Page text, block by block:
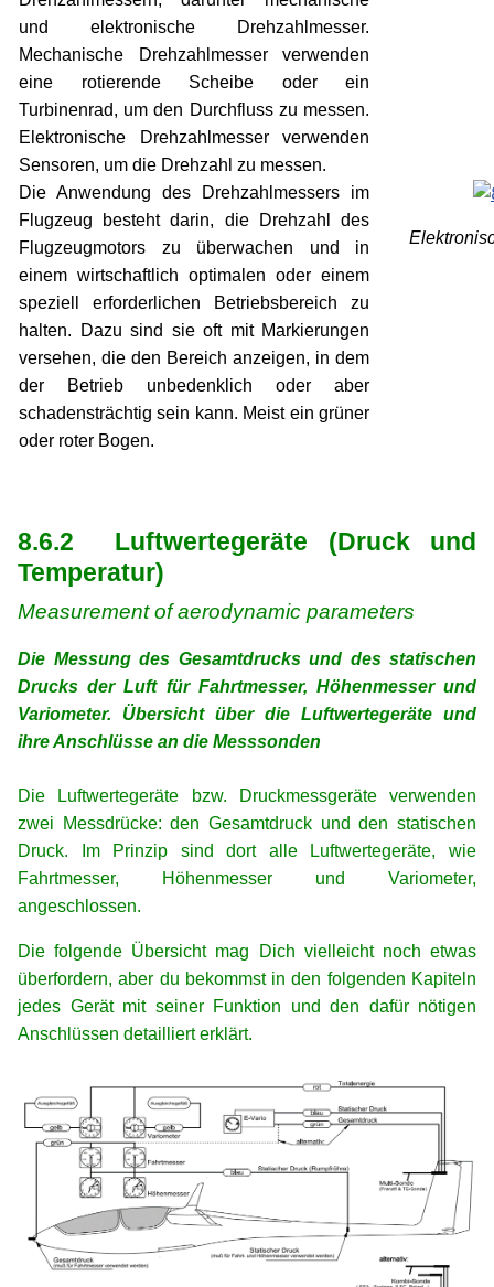
und elektronische Drehzahlmesser.
Mechanische Drehzahlmesser verwenden
eine rotierende Scheibe oder ein
Turbinenrad, um den Durchfluss zu messen.
Elektronische Drehzahlmesser verwenden
Sensoren, um die Drehzahl zu messen.
Die Anwendung des Drehzahlmessers im
Flugzeug besteht darin, die Drehzahl des
Flugzeugmotors zu überwachen und in
einem wirtschaftlich optimalen oder einem
speziell erforderlichen Betriebsbereich zu
halten. Dazu sind sie oft mit Markierungen
versehen, die den Bereich anzeigen, in dem
der Betrieb unbedenklich oder aber
schadensträchtig sein kann. Meist ein grüner
oder roter Bogen.
8.6.2 Luftwertegeräte (Druck und
Temperatur)
Measurement of aerodynamic parameters
Die Messung des Gesamtdrucks und des statischen
Drucks der Luft für Fahrtmesser, Höhenmesser und
Variometer. Übersicht über die Luftwertegeräte und
ihre Anschlüsse an die Messsonden
Die Luftwertegeräte bzw. Druckmessgeräte verwenden
zwei Messdrücke: den Gesamtdruck und den statischen
Druck. Im Prinzip sind dort alle Luftwertegeräte, wie
Fahrtmesser, Höhenmesser und Variometer,
angeschlossen.
Die folgende Übersicht mag Dich vielleicht noch etwas
überfordern, aber du bekommst in den folgenden Kapiteln
jedes Gerät mit seiner Funktion und den dafür nötigen
Anschlüssen detailliert erklärt.